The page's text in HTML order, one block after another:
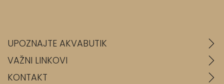
UPOZNAJTE AKVABUTIK
VAŽNI LINKOVI
KONTAKT